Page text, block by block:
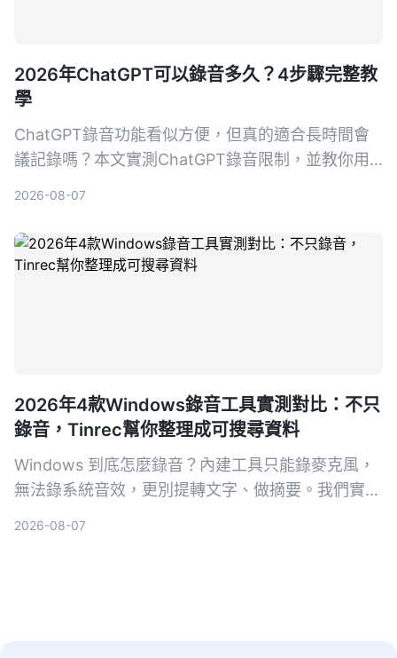
2026年ChatGPT可以錄音多久？4步驟完整教
學
ChatGPT錄音功能看似方便，但真的適合長時間會
議記錄嗎？本文實測ChatGPT錄音限制，並教你用
2026-08-07
2026年4款Windows錄音工具實測對比：不只
錄音，Tinrec幫你整理成可搜尋資料
Windows 到底怎麼錄音？內建工具只能錄麥克風，
無法錄系統音效，更別提轉文字、做摘要。我們實測
2026-08-07